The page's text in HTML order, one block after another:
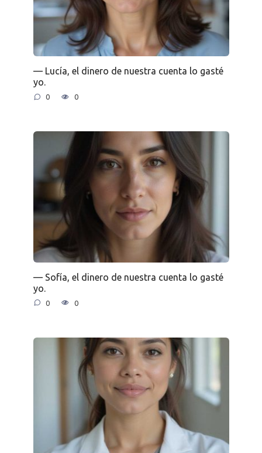
— Lucía, el dinero de nuestra cuenta lo gasté
yo.
0 0
— Sofía, el dinero de nuestra cuenta lo gasté
yo.
0 0